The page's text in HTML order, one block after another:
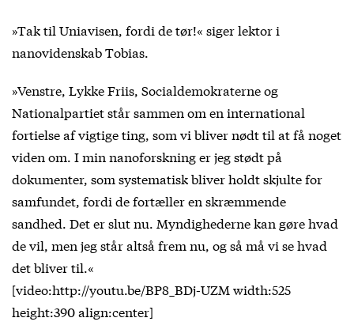
»Tak til Uniavisen, fordi de tør!« siger lektor i
nanovidenskab Tobias.
»Venstre, Lykke Friis, Socialdemokraterne og
Nationalpartiet står sammen om en international
fortielse af vigtige ting, som vi bliver nødt til at få noget
viden om. I min nanoforskning er jeg stødt på
dokumenter, som systematisk bliver holdt skjulte for
samfundet, fordi de fortæller en skræmmende
sandhed. Det er slut nu. Myndighederne kan gøre hvad
de vil, men jeg står altså frem nu, og så må vi se hvad
det bliver til.«
[video:http://youtu.be/BP8_BDj-UZM width:525
height:390 align:center]